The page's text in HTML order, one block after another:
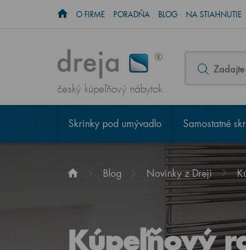
O FIRME PORADŇA BLOG NA STIAHNUTIE
český kúpeľňový nábytok
Skrinky pod umývadlo Samostatné
Blog Novinky z Dreji
Kúpeľňový